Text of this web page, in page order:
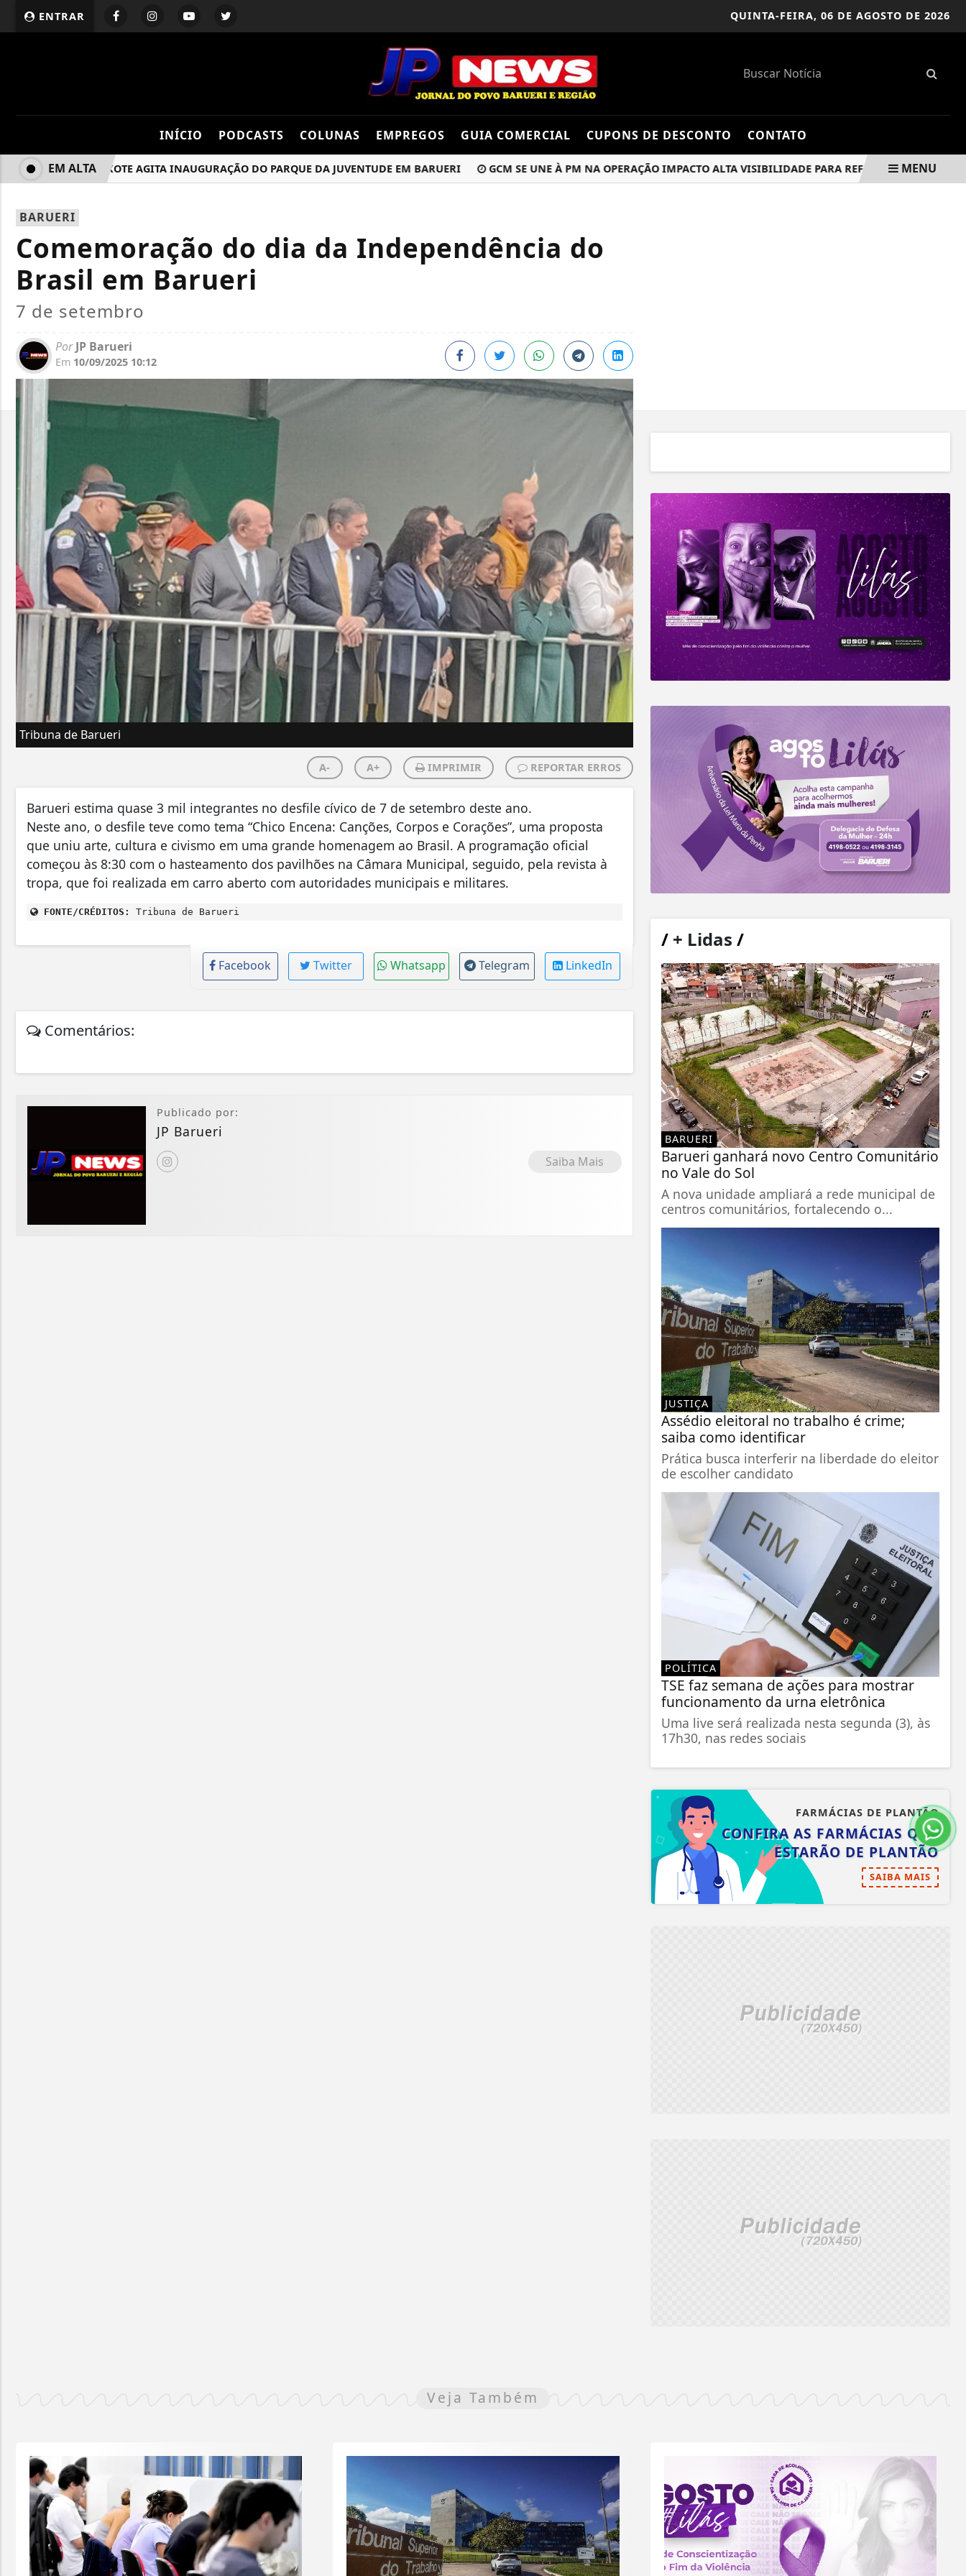
ENTRAR QUINTA-FEIRA, 06 DE AGOSTO DE 2026
INÍCIO PODCASTS COLUNAS EMPREGOS GUIA COMERCIAL CUPONS DE DESCONTO CONTATO
GRUPO PIXOTE AGITA INAUGURAÇÃO DO PARQUE DA JUVENTUDE EM BARUERI GCM SE UNE À PM NA OPERAÇÃO IMPACTO ALTA VISIBILIDADE PARA REFORÇAR A SEGURANÇA
EM ALTA MENU
BARUERI
Comemoração do dia da Independência do
Brasil em Barueri
7 de setembro
PorJP Barueri
Em 10/09/2025 10:12
Tribuna de Barueri
A- A+ IMPRIMIR REPORTAR ERROS
Barueri estima quase 3 mil integrantes no desfile cívico de 7 de setembro deste ano.
Neste ano, o desfile teve como tema “Chico Encena: Canções, Corpos e Corações”, uma proposta
que uniu arte, cultura e civismo em uma grande homenagem ao Brasil. A programação oficial
começou às 8:30 com o hasteamento dos pavilhões na Câmara Municipal, seguido, pela revista à
tropa, que foi realizada em carro aberto com autoridades municipais e militares.
FONTE/CRÉDITOS: Tribuna de Barueri
Facebook Twitter Whatsapp Telegram LinkedIn
Comentários:
Publicado por:
JP Barueri
Saiba Mais
/+ Lidas /
BARUERI
Barueri ganhará novo Centro Comunitário
no Vale do Sol
A nova unidade ampliará a rede municipal de
centros comunitários, fortalecendo o...
JUSTIÇA
Assédio eleitoral no trabalho é crime;
saiba como identificar
Prática busca interferir na liberdade do eleitor
de escolher candidato
POLÍTICA
TSE faz semana de ações para mostrar
funcionamento da urna eletrônica
Uma live será realizada nesta segunda (3), às
17h30, nas redes sociais
FARMÁCIAS DE PLANTÃO
CONFIRA AS FARMÁCIAS QUE
ESTARÃO DE PLANTÃO
SAIBA MAIS
Veja Também